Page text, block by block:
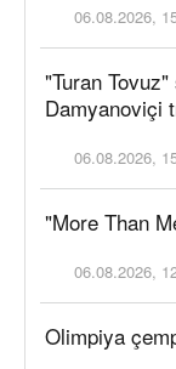
06.08.2026,
"Turan
Damyanoviçi
06.08.2026,
"More Than
06.08.2026,
Olimpiya